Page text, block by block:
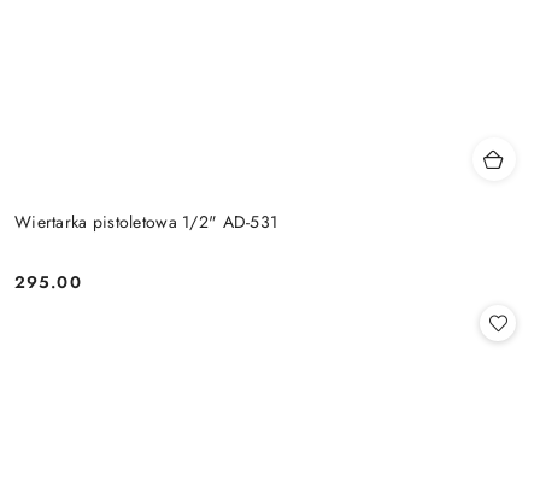
Wiertarka pistoletowa 1/2" AD-531
Cena:
295.00